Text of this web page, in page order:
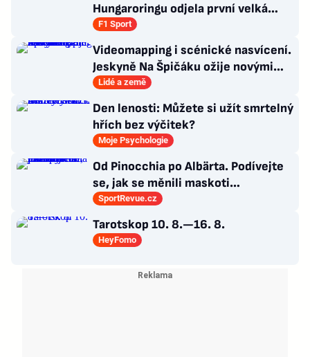
Hungaroringu odjela první velká
cena F1 za Železnou oponou
F1 Sport
Videomapping i scénické nasvícení.
Jeskyně Na Špičáku ožije novými
technologiemi
Lidé a země
Den lenosti: Můžete si užít smrtelný
hřích bez výčitek?
Moje Psychologie
Od Pinocchia po Albärta. Podívejte
se, jak se měnili maskoti
fotbalového mistrovství Evropy
SportRevue.cz
Tarotskop 10. 8.—16. 8.
HeyFomo